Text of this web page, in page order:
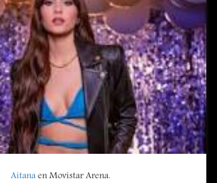
Aitanaen Movistar Arena.